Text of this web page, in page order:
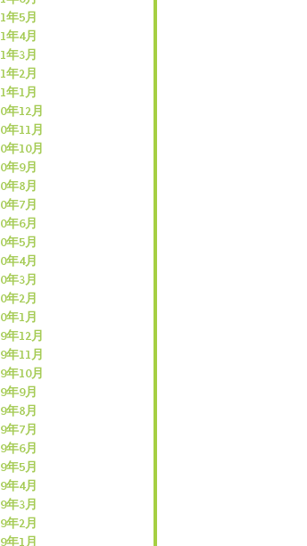
年5月
年4月
年3月
年2月
年1月
年12月
年11月
年10月
年9月
年8月
年7月
年6月
年5月
年4月
年3月
年2月
年1月
年12月
年11月
年10月
年9月
年8月
年7月
年6月
年5月
年4月
年3月
年2月
年1月